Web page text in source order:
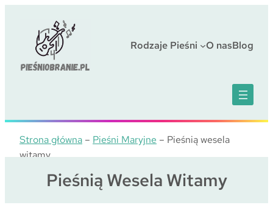
Rodzaje Pieśni O nasBlog
Strona główna – Pieśni Maryjne – Pieśnią wesela
witamy
Pieśnią Wesela Witamy